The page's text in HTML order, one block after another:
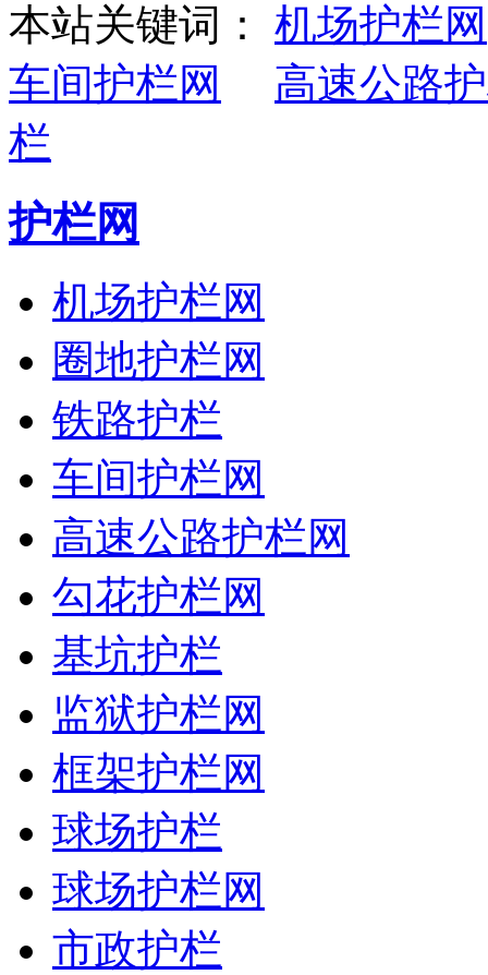
本站关键词： 机场护栏网
车间护栏网
高速公路
栏
护栏网
机场护栏网
圈地护栏网
铁路护栏
车间护栏网
高速公路护栏网
勾花护栏网
基坑护栏
监狱护栏网
框架护栏网
球场护栏
球场护栏网
市政护栏